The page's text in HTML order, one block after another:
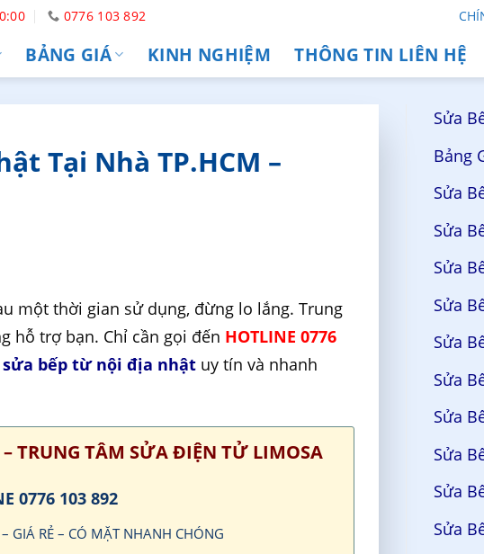
0776 103 892
BẢNG GIÁ KINH NGHIỆM THÔNG TIN LIÊN HỆ
Tại Nhà TP.HCM –
một thời gian sử dụng, đừng lo lắng. Trung
hỗ trợ bạn. Chỉ cần gọi đến HOTLINE 0776
sửa bếp từ nội địa nhật uy tín và nhanh
TRUNG TÂM SỬA ĐIỆN TỬ LIMOSA
0776 103 892
GIÁ RẺ – CÓ MẶT NHANH CHÓNG
Sửa
Bảng
Sửa
Sửa
Sửa
Sửa
Sửa
Sửa
Sửa
Sửa
Sửa
Sửa